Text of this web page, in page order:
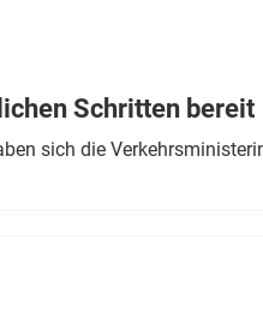
Schritten bereit
sich die